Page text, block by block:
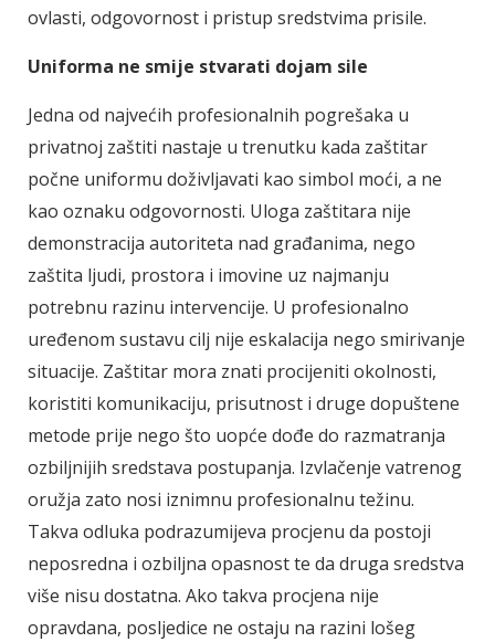
ovlasti, odgovornost i pristup sredstvima prisile.
Uniforma ne smije stvarati dojam sile
Jedna od najvećih profesionalnih pogrešaka u
privatnoj zaštiti nastaje u trenutku kada zaštitar
počne uniformu doživljavati kao simbol moći, a ne
kao oznaku odgovornosti. Uloga zaštitara nije
demonstracija autoriteta nad građanima, nego
zaštita ljudi, prostora i imovine uz najmanju
potrebnu razinu intervencije. U profesionalno
uređenom sustavu cilj nije eskalacija nego smirivanje
situacije. Zaštitar mora znati procijeniti okolnosti,
koristiti komunikaciju, prisutnost i druge dopuštene
metode prije nego što uopće dođe do razmatranja
ozbiljnijih sredstava postupanja. Izvlačenje vatrenog
oružja zato nosi iznimnu profesionalnu težinu.
Takva odluka podrazumijeva procjenu da postoji
neposredna i ozbiljna opasnost te da druga sredstva
više nisu dostatna. Ako takva procjena nije
opravdana, posljedice ne ostaju na razini lošeg